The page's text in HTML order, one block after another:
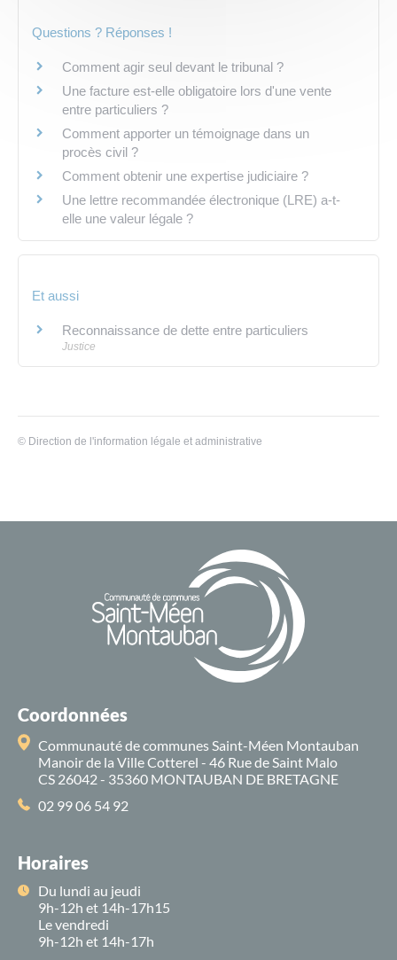
Questions ? Réponses !
Comment agir seul devant le tribunal ?
Une facture est-elle obligatoire lors d'une vente
entre particuliers ?
Comment apporter un témoignage dans un
procès civil ?
Comment obtenir une expertise judiciaire ?
Une lettre recommandée électronique (LRE) a-t-
elle une valeur légale ?
Et aussi
Reconnaissance de dette entre particuliers
Justice
© Direction de l'information légale et administrative
Coordonnées
Communauté de communes Saint-Méen Montauban
Manoir de la Ville Cotterel - 46 Rue de Saint Malo
CS 26042 - 35360 MONTAUBAN DE BRETAGNE
02 99 06 54 92
Horaires
Du lundi au jeudi
9h-12h et 14h-17h15
Le vendredi
9h-12h et 14h-17h